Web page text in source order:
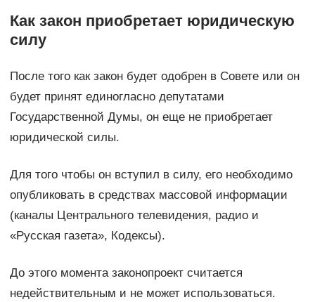
Как закон приобретает юридическую
силу
После того как закон будет одобрен в Совете или он
будет принят единогласно депутатами
Государственной Думы, он еще не приобретает
юридической силы.
Для того чтобы он вступил в силу, его необходимо
опубликовать в средствах массовой информации
(каналы Центрального телевидения, радио и
«Русская газета», Кодексы).
До этого момента законопроект считается
недействительным и не может использоваться.